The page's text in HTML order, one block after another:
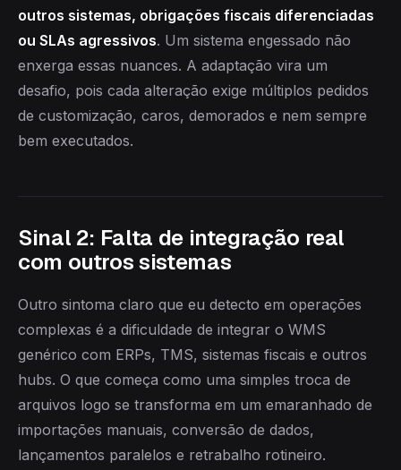
outros sistemas, obrigações fiscais diferenciadas
ou SLAs agressivos. Um sistema engessado não
enxerga essas nuances. A adaptação vira um
desafio, pois cada alteração exige múltiplos pedidos
de customização, caros, demorados e nem sempre
bem executados.
Sinal 2: Falta de integração real
com outros sistemas
Outro sintoma claro que eu detecto em operações
complexas é a dificuldade de integrar o WMS
genérico com ERPs, TMS, sistemas fiscais e outros
hubs. O que começa como uma simples troca de
arquivos logo se transforma em um emaranhado de
importações manuais, conversão de dados,
lançamentos paralelos e retrabalho rotineiro.